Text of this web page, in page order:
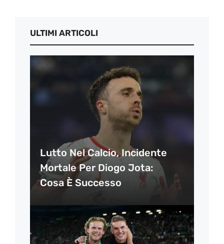
ULTIMI ARTICOLI
Lutto Nel Calcio, Incidente
Mortale Per Diogo Jota:
Cosa È Successo